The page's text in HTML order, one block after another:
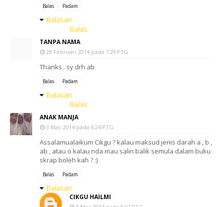
Balas Padam
Balasan
Balas
TANPA NAMA
28 Februari 2014 pada 7:29 PTG
Thanks.. sy drh ab
Balas Padam
Balasan
Balas
ANAK MANJA
3 Mac 2014 pada 6:24 PTG
Assalamualaikum Cikgu ? kalau maksud jenis darah a , b ,
ab , atau o kalau nda mau salin balik semula dalam buku
skrap boleh kah ? :)
Balas Padam
Balasan
CIKGU HAILMI